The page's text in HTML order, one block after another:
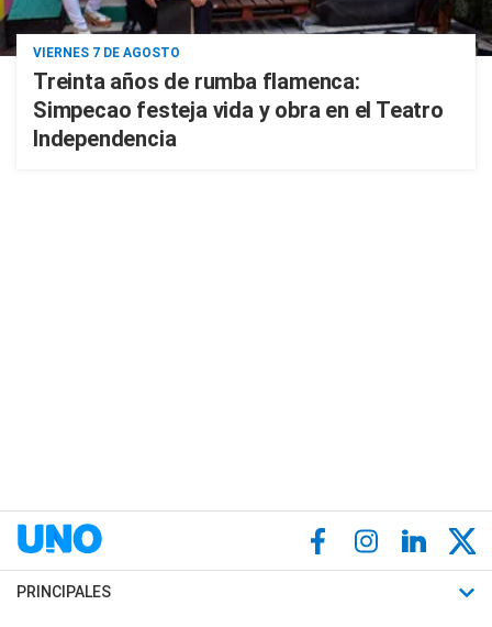
VIERNES 7 DE AGOSTO
Treinta años de rumba flamenca:
Simpecao festeja vida y obra en el Teatro
Independencia
PRINCIPALES